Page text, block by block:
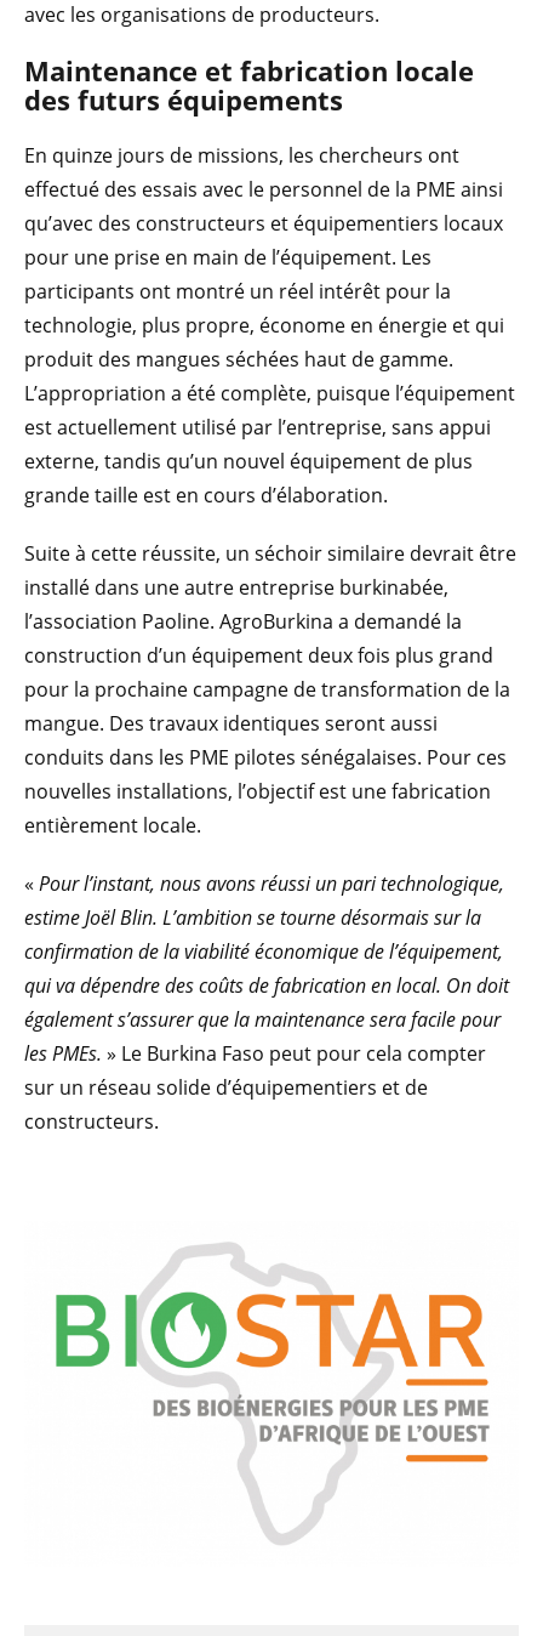
avec les organisations de producteurs.
Maintenance et fabrication locale
des futurs équipements
En quinze jours de missions, les chercheurs ont
effectué des essais avec le personnel de la PME ainsi
qu’avec des constructeurs et équipementiers locaux
pour une prise en main de l’équipement. Les
participants ont montré un réel intérêt pour la
technologie, plus propre, économe en énergie et qui
produit des mangues séchées haut de gamme.
L’appropriation a été complète, puisque l’équipement
est actuellement utilisé par l’entreprise, sans appui
externe, tandis qu’un nouvel équipement de plus
grande taille est en cours d’élaboration.
Suite à cette réussite, un séchoir similaire devrait être
installé dans une autre entreprise burkinabée,
l’association Paoline. AgroBurkina a demandé la
construction d’un équipement deux fois plus grand
pour la prochaine campagne de transformation de la
mangue. Des travaux identiques seront aussi
conduits dans les PME pilotes sénégalaises. Pour ces
nouvelles installations, l’objectif est une fabrication
entièrement locale.
« Pour l’instant, nous avons réussi un pari technologique,
estime Joël Blin. L’ambition se tourne désormais sur la
confirmation de la viabilité économique de l’équipement,
qui va dépendre des coûts de fabrication en local. On doit
également s’assurer que la maintenance sera facile pour
les PMEs. » Le Burkina Faso peut pour cela compter
sur un réseau solide d’équipementiers et de
constructeurs.